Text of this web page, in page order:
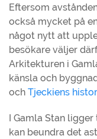
Eftersom
också mycket på
något nytt att
besökare väljer
Arkitekturen i
känsla och
och Tjeckiens
I Gamla Stan
kan beundra det